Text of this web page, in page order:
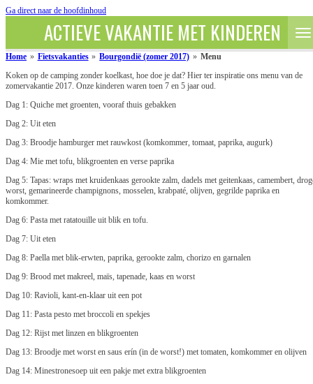
Ga direct naar de hoofdinhoud
ACTIEVE VAKANTIE MET KINDEREN
Home » Fietsvakanties » Bourgondië (zomer 2017) » Menu
Koken op de camping zonder koelkast, hoe doe je dat? Hier ter inspiratie ons menu van de
zomervakantie 2017. Onze kinderen waren toen 7 en 5 jaar oud.
Dag 1: Quiche met groenten, vooraf thuis gebakken
Dag 2: Uit eten
Dag 3: Broodje hamburger met rauwkost (komkommer, tomaat, paprika, augurk)
Dag 4: Mie met tofu, blikgroenten en verse paprika
Dag 5: Tapas: wraps met kruidenkaas gerookte zalm, dadels met geitenkaas, camembert,
worst, gemarineerde champignons, mosselen, krabpaté, olijven, gegrilde paprika en
komkommer.
Dag 6: Pasta met ratatouille uit blik en tofu.
Dag 7: Uit eten
Dag 8: Paella met blik-erwten, paprika, gerookte zalm, chorizo en garnalen
Dag 9: Brood met makreel, maïs, tapenade, kaas en worst
Dag 10: Ravioli, kant-en-klaar uit een pot
Dag 11: Pasta pesto met broccoli en spekjes
Dag 12: Rijst met linzen en blikgroenten
Dag 13: Broodje met worst en saus erín (in de worst!) met tomaten, komkommer en olijven
Dag 14: Minestronesoep uit een pakje met extra blikgroenten